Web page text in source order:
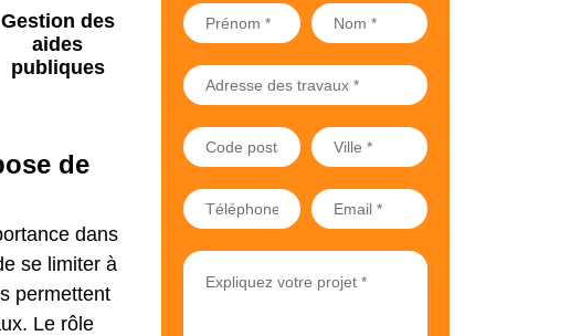
Gestion des
aides
publiques
de
dans
se limiter à
permettent
Le rôle